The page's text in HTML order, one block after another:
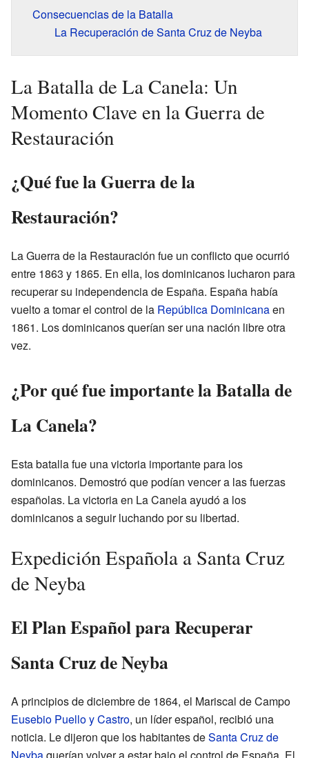
Consecuencias de la Batalla
La Recuperación de Santa Cruz de Neyba
La Batalla de La Canela: Un
Momento Clave en la Guerra de
Restauración
¿Qué fue la Guerra de la
Restauración?
La Guerra de la Restauración fue un conflicto que ocurrió
entre 1863 y 1865. En ella, los dominicanos lucharon para
recuperar su independencia de España. España había
vuelto a tomar el control de la República Dominicanaen
1861. Los dominicanos querían ser una nación libre otra
vez.
¿Por qué fue importante la Batalla de
La Canela?
Esta batalla fue una victoria importante para los
dominicanos. Demostró que podían vencer a las fuerzas
españolas. La victoria en La Canela ayudó a los
dominicanos a seguir luchando por su libertad.
Expedición Española a Santa Cruz
de Neyba
El Plan Español para Recuperar
Santa Cruz de Neyba
A principios de diciembre de 1864, el Mariscal de Campo
Eusebio Puello y Castro, un líder español, recibió una
noticia. Le dijeron que los habitantes deSanta Cruz de
Neyba querían volver a estar bajo el control de España. El